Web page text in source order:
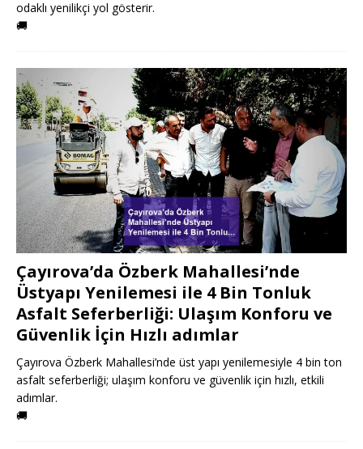
odaklı yenilikçi yol gösterir.
🚚
Çayırova’da Özberk Mahallesi’nde
Üstyapı Yenilemesi ile 4 Bin Tonluk
Asfalt Seferberliği: Ulaşım Konforu ve
Güvenlik İçin Hızlı adımlar
Çayırova Özberk Mahallesi’nde üst yapı yenilemesiyle 4 bin ton
asfalt seferberliği; ulaşım konforu ve güvenlik için hızlı, etkili
adımlar.
🚚